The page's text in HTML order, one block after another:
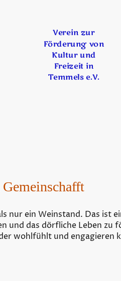
Verein zur
Förderung von
Kultur und
Freizeit in
Temmels e.V.
nur ein Weinstand. Das ist
und das dörfliche Leben zu
wohlfühlt und engagieren